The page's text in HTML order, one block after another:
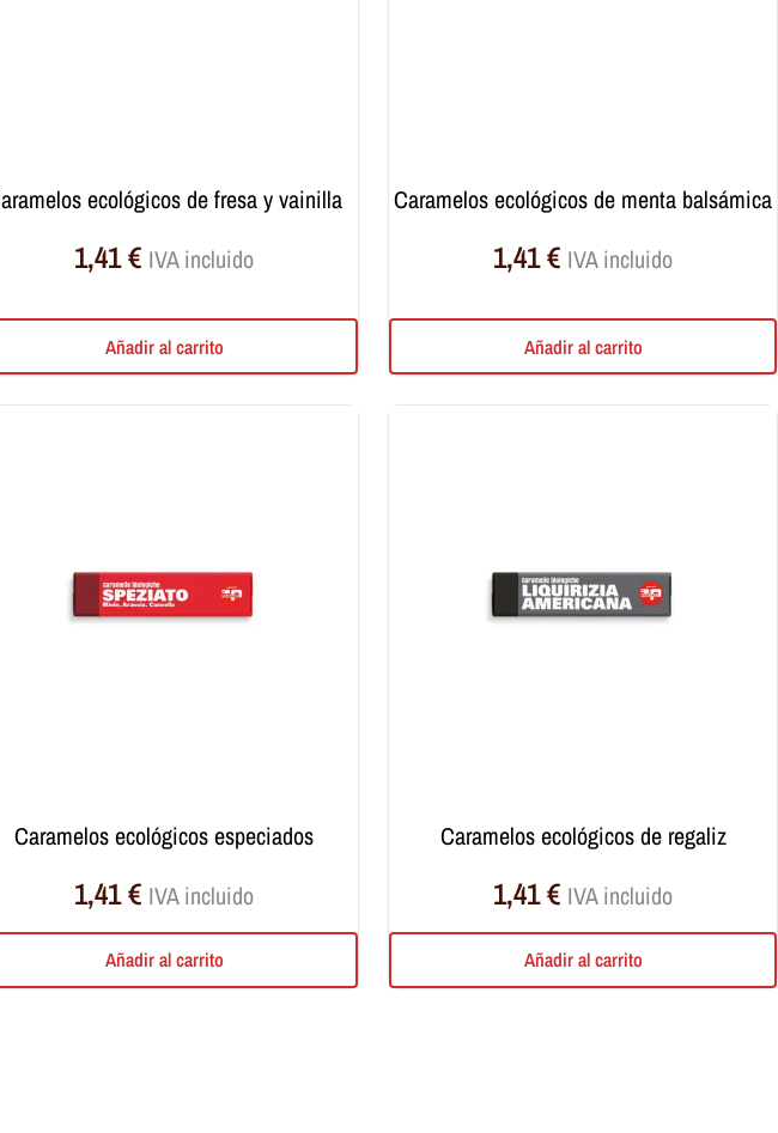
caramelos ecológicos de fresa y vainilla
1,41€ IVA incluido
Añadir al carrito
caramelos ecológicos de menta balsámica
1,41€ IVA incluido
Añadir al carrito
caramelos ecológicos especiados
1,41€ IVA incluido
Añadir al carrito
caramelos ecológicos de regaliz
1,41€ IVA incluido
Añadir al carrito